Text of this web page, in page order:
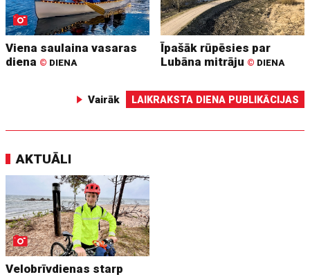
Viena saulaina vasaras
diena © DIENA
Īpašāk rūpēsies par
Lubāna mitrāju © DIENA
Vairāk LAIKRAKSTA DIENA PUBLIKĀCIJAS
AKTUĀLI
Velobrīvdienas starp